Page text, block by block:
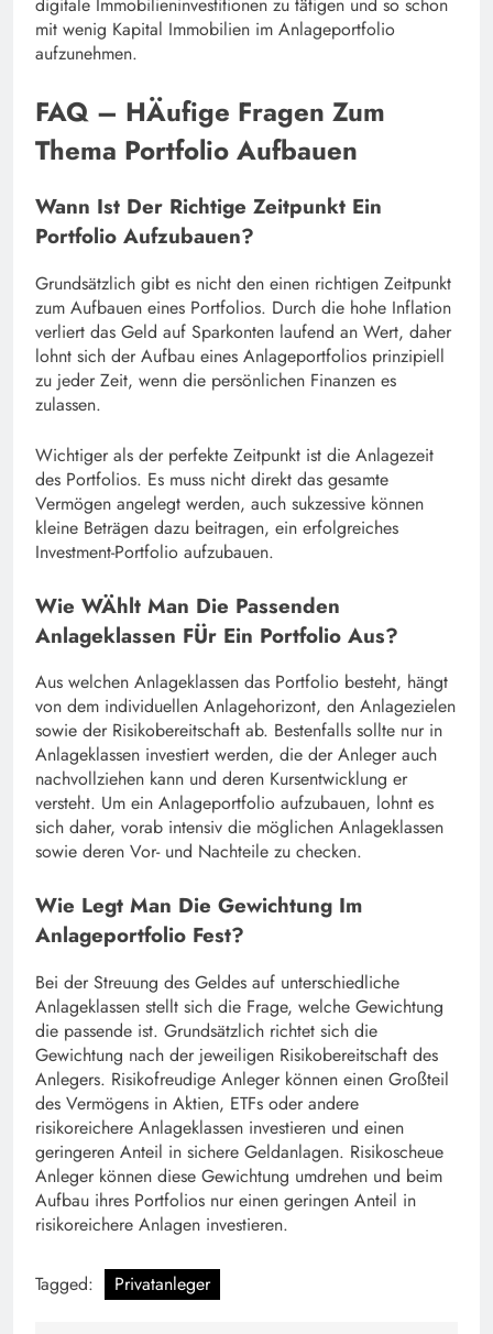
mit wenig Kapital Immobilien im Anlageportfolio
aufzunehmen.
FAQ – HÄufige Fragen Zum
Thema Portfolio Aufbauen
Wann Ist Der Richtige Zeitpunkt Ein
Portfolio Aufzubauen?
Grundsätzlich gibt es nicht den einen richtigen Zeitpunkt
zum Aufbauen eines Portfolios. Durch die hohe Inflation
verliert das Geld auf Sparkonten laufend an Wert, daher
lohnt sich der Aufbau eines Anlageportfolios prinzipiell
zu jeder Zeit, wenn die persönlichen Finanzen es
zulassen.
Wichtiger als der perfekte Zeitpunkt ist die Anlagezeit
des Portfolios. Es muss nicht direkt das gesamte
Vermögen angelegt werden, auch sukzessive können
kleine Beträgen dazu beitragen, ein erfolgreiches
Investment-Portfolio aufzubauen.
Wie WÄhlt Man Die Passenden
Anlageklassen FÜr Ein Portfolio Aus?
Aus welchen Anlageklassen das Portfolio besteht, hängt
von dem individuellen Anlagehorizont, den Anlagezielen
sowie der Risikobereitschaft ab. Bestenfalls sollte nur in
Anlageklassen investiert werden, die der Anleger auch
nachvollziehen kann und deren Kursentwicklung er
versteht. Um ein Anlageportfolio aufzubauen, lohnt es
sich daher, vorab intensiv die möglichen Anlageklassen
sowie deren Vor- und Nachteile zu checken.
Wie Legt Man Die Gewichtung Im
Anlageportfolio Fest?
Bei der Streuung des Geldes auf unterschiedliche
Anlageklassen stellt sich die Frage, welche Gewichtung
die passende ist. Grundsätzlich richtet sich die
Gewichtung nach der jeweiligen Risikobereitschaft des
Anlegers. Risikofreudige Anleger können einen Großteil
des Vermögens in Aktien, ETFs oder andere
risikoreichere Anlageklassen investieren und einen
geringeren Anteil in sichere Geldanlagen. Risikoscheue
Anleger können diese Gewichtung umdrehen und beim
Aufbau ihres Portfolios nur einen geringen Anteil in
risikoreichere Anlagen investieren.
Tagged: Privatanleger